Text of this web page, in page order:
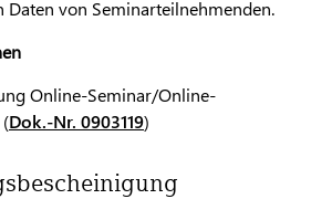
Daten von Seminarteilnehmenden.
Online-Seminar/Online-
Dok.-Nr. 0903119)